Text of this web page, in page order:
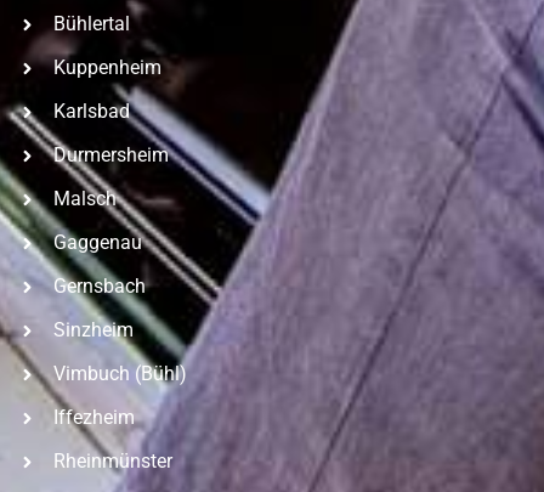
Bühlertal
Kuppenheim
Karlsbad
Durmersheim
Malsch
Gaggenau
Gernsbach
Sinzheim
Vimbuch (Bühl)
Iffezheim
Rheinmünster